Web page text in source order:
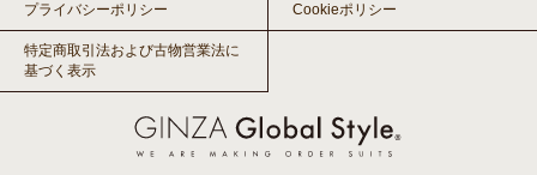
プライバシーポリシー Cookieポリシー
特定商取引法および古物営業法に
基づく表示